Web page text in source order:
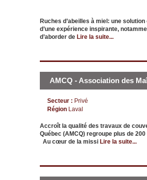
Ruches d’abeilles à miel: une
d’une expérience inspirante,
d’aborder de Lire la suite...
AMCQ - Association des
Secteur : Privé
Région Laval
Accroît la qualité des travaux de
Québec (AMCQ) regroupe plus de
Au cœur de la missi Lire la suite...